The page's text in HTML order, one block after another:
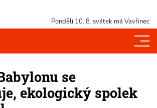
Pondělí 10. 8. svátek má Vavřinec
se
ekologický spolek